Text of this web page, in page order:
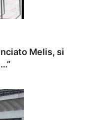
Melis, si